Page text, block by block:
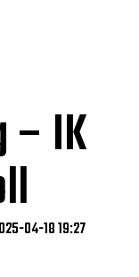
– IK
04-18 19:27